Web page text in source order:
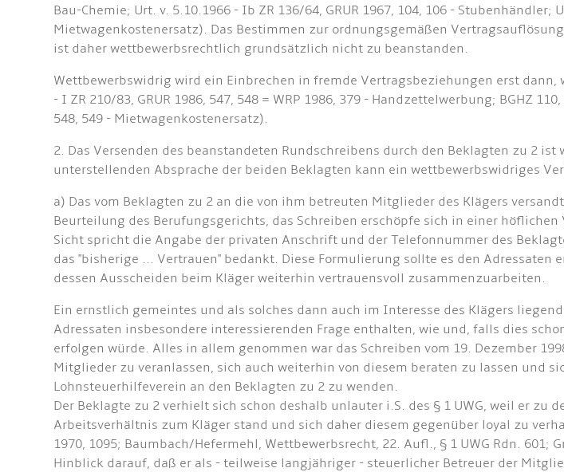
Bau-Chemie; Urt. v. 5.10.1966 - Ib ZR 136/64, GRUR 1967, 104, 106 - Stubenhändler;
Mietwagenkostenersatz). Das Bestimmen zur ordnungsgemäßen
ist daher wettbewerbsrechtlich grundsätzlich nicht zu beanstanden.
Wettbewerbswidrig wird ein Einbrechen in fremde Vertragsbeziehungen erst
- I ZR 210/83, GRUR 1986, 547, 548 = WRP 1986, 379 - Handzettelwerbung; BGHZ
548, 549 - Mietwagenkostenersatz).
2. Das Versenden des beanstandeten Rundschreibens durch den Beklagten zu 2
unterstellenden Absprache der beiden Beklagten kann ein wettbewerbswidriges
a) Das vom Beklagten zu 2 an die von ihm betreuten Mitglieder des Klägers
Beurteilung des Berufungsgerichts, das Schreiben erschöpfe sich in einer
Sicht spricht die Angabe der privaten Anschrift und der Telefonnummer des
das "bisherige ... Vertrauen" bedankt. Diese Formulierung sollte es den
dessen Ausscheiden beim Kläger weiterhin vertrauensvoll zusammenzuarbeiten.
Ein ernstlich gemeintes und als solches dann auch im Interesse des Klägers
Adressaten insbesondere interessierenden Frage enthalten, wie und, falls dies
erfolgen würde. Alles in allem genommen war das Schreiben vom 19. Dezember
Mitglieder zu veranlassen, sich auch weiterhin von diesem beraten zu lassen und
Lohnsteuerhilfeverein an den Beklagten zu 2 zu wenden.
Der Beklagte zu 2 verhielt sich schon deshalb unlauter i.S. des § 1 UWG, weil er
Arbeitsverhältnis zum Kläger stand und sich daher diesem gegenüber loyal zu
1970, 1095; Baumbach/Hefermehl, Wettbewerbsrecht, 22. Aufl., § 1 UWG Rdn.
Hinblick darauf, daß er als - teilweise langjähriger - steuerlicher Betreuer der